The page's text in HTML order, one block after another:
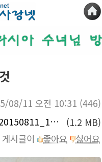
08/11 오전 10:31 (446)
R20150811_102546.jpg
(1.2 MB)
시글이
좋아요 싫어요